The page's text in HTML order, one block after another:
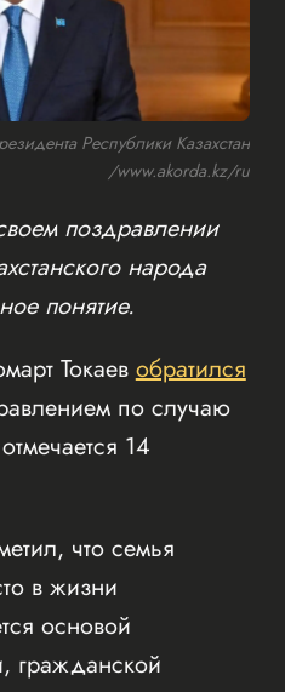
Республики Казахстан
/www.akorda.kz/ru
поздравлении
народа
понятие.
Токаевобратился
по случаю
14
что семья
в жизни
основой
гражданской